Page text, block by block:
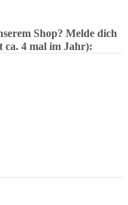
Shop? Melde dich
ca. 4 mal im Jahr):